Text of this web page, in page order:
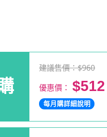
建議售價：$960
優惠價： $512
每月購詳細說明